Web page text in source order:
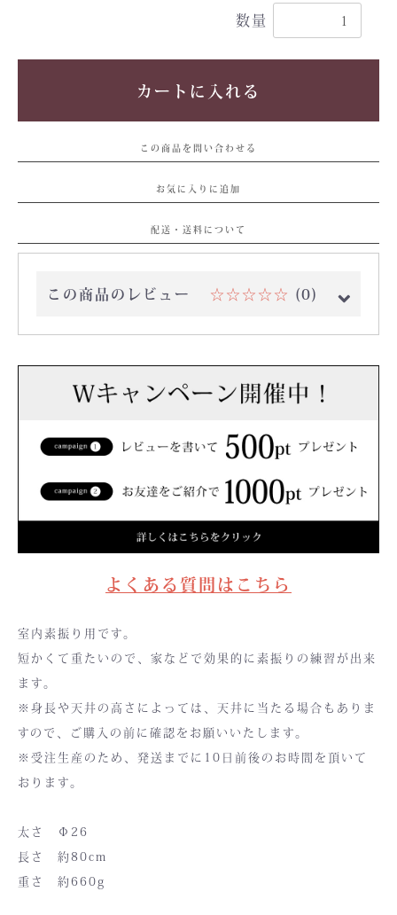
数量
カートに入れる
この商品を問い合わせる
お気に入りに追加
配送・送料について
この商品のレビュー ☆☆☆☆☆ (0)
よくある質問はこちら
室内素振り用です。
短かくて重たいので、家などで効果的に素振りの練習が出来
ます。
※身長や天井の高さによっては、天井に当たる場合もありま
すので、ご購入の前に確認をお願いいたします。
※受注生産のため、発送までに10日前後のお時間を頂いて
おります。
太さ Φ26
長さ 約80cm
重さ 約660g